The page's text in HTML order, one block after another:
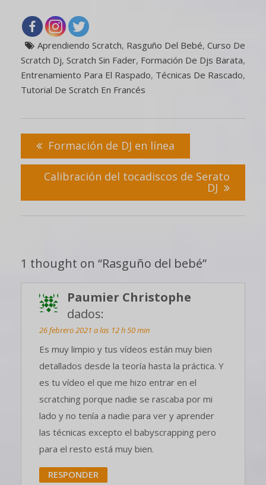
Aprendiendo Scratch, Rasguño Del Bebé, Curso De
Scratch Dj, Scratch Sin Fader, Formación De Djs Barata,
Entrenamiento Para El Raspado, Técnicas De Rascado,
Tutorial De Scratch En Francés
Formación de DJ en línea
Calibración del tocadiscos de Serato
DJ
1 thought on “Rasguño del bebé”
Paumier Christophe
dados:
26 febrero 2021 a las 12 h 50 min
Es muy limpio y tus vídeos están muy bien
detallados desde la teoría hasta la práctica. Y
es tu vídeo el que me hizo entrar en el
scratching porque nadie se rascaba por mi
lado y no tenía a nadie para ver y aprender
las técnicas excepto el babyscrapping pero
para el resto está muy bien.
RESPONDER